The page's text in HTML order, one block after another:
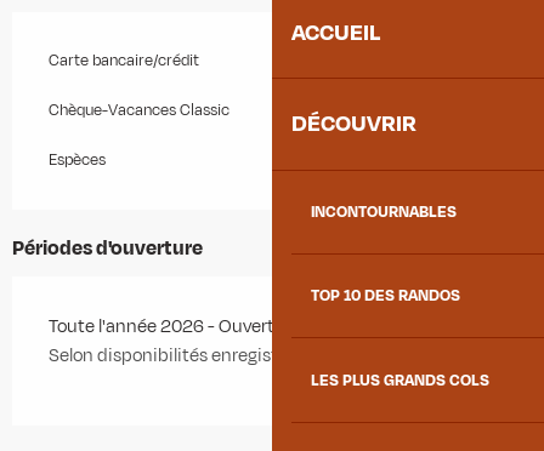
ACCUEIL
DÉCOUVRIR
INCONTOURNABLES
TOP 10 DES RANDOS
LES PLUS GRANDS COLS
Carte bancaire/crédit
Chèque-Vacances Classic
Espèces
Périodes d'ouverture
Toute l'année 2026 - Ouvert tous les jours
Selon disponibilités enregistrées sur le site internet.